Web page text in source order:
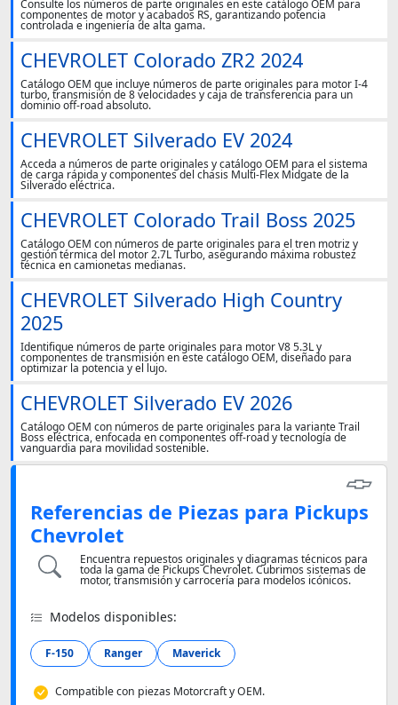
Consulte los números de parte originales en este catálogo OEM para
componentes de motor y acabados RS, garantizando potencia
controlada e ingeniería de alta gama.
CHEVROLET Colorado ZR2 2024
Catálogo OEM que incluye números de parte originales para motor I-4
turbo, transmisión de 8 velocidades y caja de transferencia para un
dominio off-road absoluto.
CHEVROLET Silverado EV 2024
Acceda a números de parte originales y catálogo OEM para el sistema
de carga rápida y componentes del chasis Multi-Flex Midgate de la
Silverado eléctrica.
CHEVROLET Colorado Trail Boss 2025
Catálogo OEM con números de parte originales para el tren motriz y
gestión térmica del motor 2.7L Turbo, asegurando máxima robustez
técnica en camionetas medianas.
CHEVROLET Silverado High Country
2025
Identifique números de parte originales para motor V8 5.3L y
componentes de transmisión en este catálogo OEM, diseñado para
optimizar la potencia y el lujo.
CHEVROLET Silverado EV 2026
Catálogo OEM con números de parte originales para la variante Trail
Boss eléctrica, enfocada en componentes off-road y tecnología de
vanguardia para movilidad sostenible.
Referencias de Piezas para Pickups
Chevrolet
Encuentra repuestos originales y diagramas técnicos para
toda la gama de Pickups Chevrolet. Cubrimos sistemas de
motor, transmisión y carrocería para modelos icónicos.
Modelos disponibles:
F-150 Ranger Maverick
Compatible con piezas Motorcraft y OEM.